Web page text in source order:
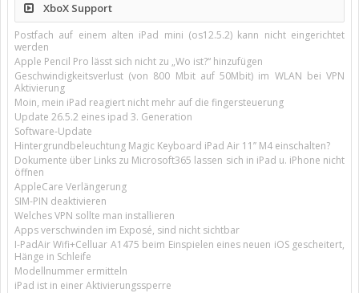
XboX Support
Postfach auf einem alten iPad mini (os12.5.2) kann nicht eingerichtet
werden
Apple Pencil Pro lässt sich nicht zu „Wo ist?“ hinzufügen
Geschwindigkeitsverlust (von 800 Mbit auf 50Mbit) im WLAN bei VPN
Aktivierung
Moin, mein iPad reagiert nicht mehr auf die fingersteuerung
Update 26.5.2 eines ipad 3. Generation
Software-Update
Hintergrundbeleuchtung Magic Keyboard iPad Air 11’’ M4 einschalten?
Dokumente über Links zu Microsoft365 lassen sich in iPad u. iPhone nicht
öffnen
AppleCare Verlängerung
SIM-PIN deaktivieren
Welches VPN sollte man installieren
Apps verschwinden im Exposé, sind nicht sichtbar
I-PadAir Wifi+Celluar A1475 beim Einspielen eines neuen iOS gescheitert,
Hänge in Schleife
Modellnummer ermitteln
iPad ist in einer Aktivierungssperre